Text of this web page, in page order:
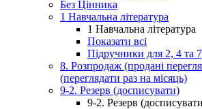
Без Цінника
1 Навчальна література
1 Навчальна література
Показати всі
Підручники для 2, 4 та
8. Розпродаж (продані
(переглядати раз на місяць)
9-2. Резерв (досписувати)
9-2. Резерв